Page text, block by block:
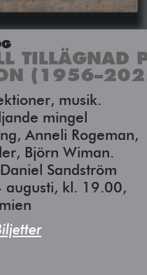
TILLÄGNAD
musik.
mingel
Anneli Rogeman,
Björn Wiman.
Sandström
augusti, kl. 19.00,